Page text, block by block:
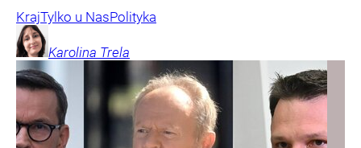
KrajTylko u NasPolityka
Karolina Trela